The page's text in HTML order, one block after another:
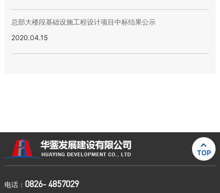
总部大楼段基础设施工程设计项目中标结果公示
2020.04.15

TOP
电话： 0826- 4857029